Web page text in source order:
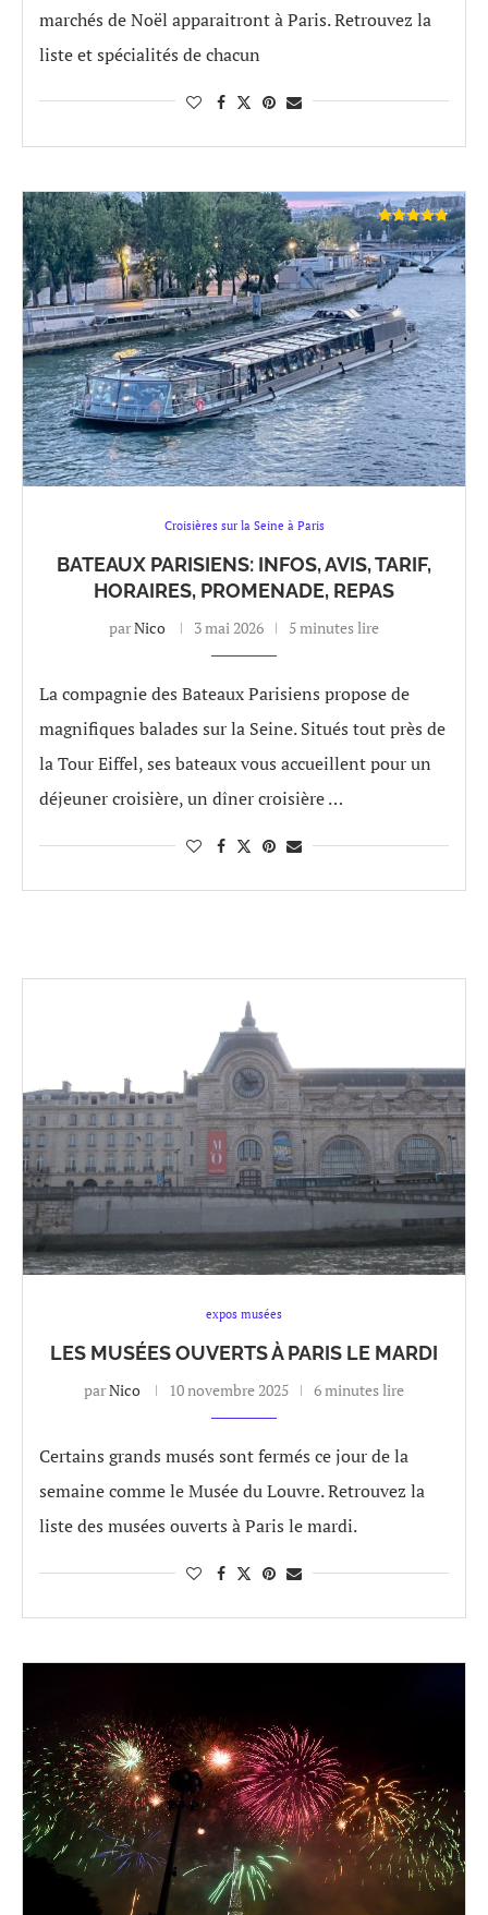
marchés de Noël apparaitront à Paris. Retrouvez la
liste et spécialités de chacun
Croisières sur la Seine à Paris
BATEAUX PARISIENS: INFOS, AVIS, TARIF,
HORAIRES, PROMENADE, REPAS
parNico 3 mai 2026 5 minutes lire
La compagnie des Bateaux Parisiens propose de
magnifiques balades sur la Seine. Situés tout près de
la Tour Eiffel, ses bateaux vous accueillent pour un
déjeuner croisière, un dîner croisière …
expos musées
LES MUSÉES OUVERTS À PARIS LE MARDI
parNico 10 novembre 2025 6 minutes lire
Certains grands musés sont fermés ce jour de la
semaine comme le Musée du Louvre. Retrouvez la
liste des musées ouverts à Paris le mardi.